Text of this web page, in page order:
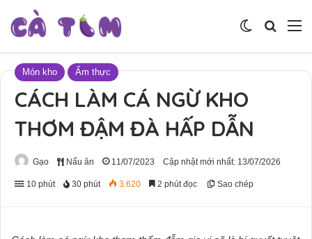
Tìm
Switch skin
Món kho Ẩm thực
CÁCH LÀM CÁ NGỪ KHO
THƠM ĐẬM ĐÀ HẤP DẪN
Gạo Nấu ăn 11/07/2023 Cập nhật mới nhất: 13/07/2026
10 phút 30 phút 3.620 2 phút đọc Sao chép